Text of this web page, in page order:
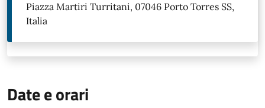
Piazza Martiri Turritani, 07046 Porto Torres SS,
Italia
Date e orari